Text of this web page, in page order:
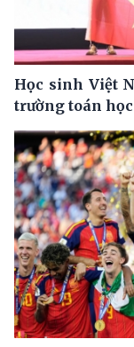
Học sinh Việt
trường toán